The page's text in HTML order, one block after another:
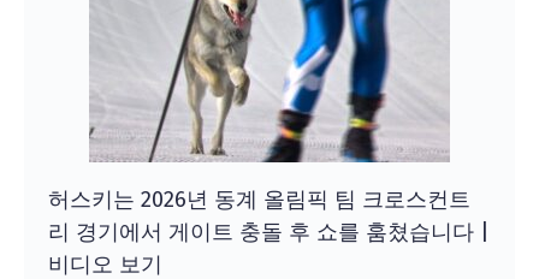
허스키는 2026년 동계 올림픽 팀 크로스컨트
리 경기에서 게이트 충돌 후 쇼를 훔쳤습니다 |
비디오 보기